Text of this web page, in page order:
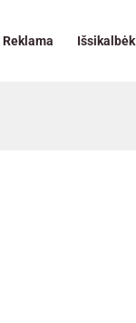
Reklama Išsikalbėk